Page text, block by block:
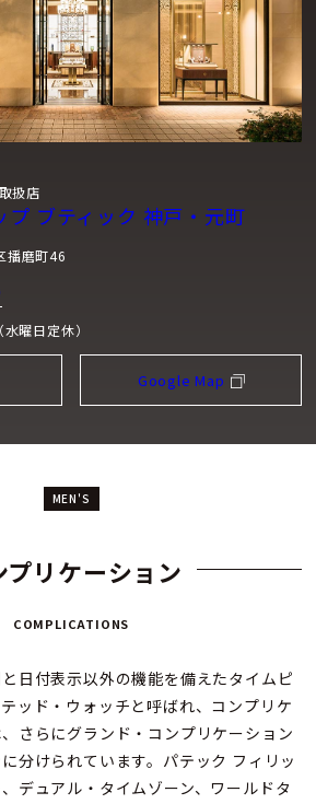
扱店
プ ブティック 神戸・元町
播磨町46
曜日定休）
Google Map
MEN'S
プリケーション
COMPLICATIONS
日付表示以外の機能を備えたタイムピ
ッド・ウォッチと呼ばれ、コンプリケ
さらにグランド・コンプリケーション
分けられています。パテック フィリッ
デュアル・タイムゾーン、ワールドタ